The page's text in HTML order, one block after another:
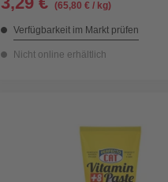
(65,80 € / kg)
Verfügbarkeit im Markt prüfen
Nicht online erhältlich